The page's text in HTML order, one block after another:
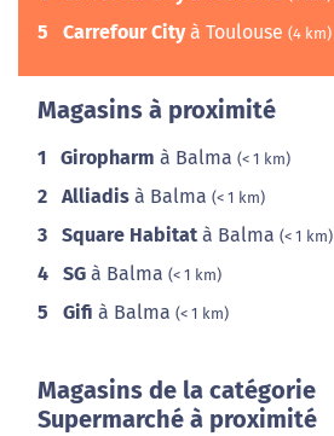
5 Carrefour Cityà Toulouse (4 km)
Magasins à proximité
1 Giropharm à Balma (< 1 km)
2 Alliadis à Balma (< 1 km)
3 Square Habitat à Balma (< 1 km)
4 SG à Balma (< 1 km)
5 Gifi à Balma (< 1 km)
Magasins de la catégorie
Supermarché à proximité